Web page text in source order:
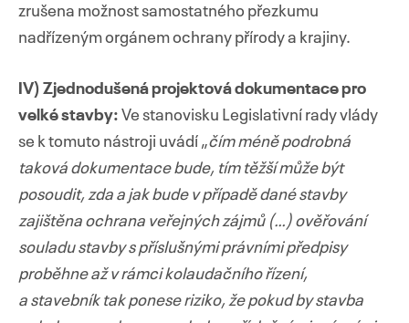
zrušena možnost samostatného přezkumu
nadřízeným orgánem ochrany přírody a krajiny.
IV) Zjednodušená projektová dokumentace pro
velké stavby: Ve stanovisku Legislativní rady vlády
se k tomuto nástroji uvádí „čím méně podrobná
taková dokumentace bude, tím těžší může být
posoudit, zda a jak bude v případě dané stavby
zajištěna ochrana veřejných zájmů (…) ověřování
souladu stavby s příslušnými právními předpisy
proběhne až v rámci kolaudačního řízení,
a stavebník tak ponese riziko, že pokud by stavba